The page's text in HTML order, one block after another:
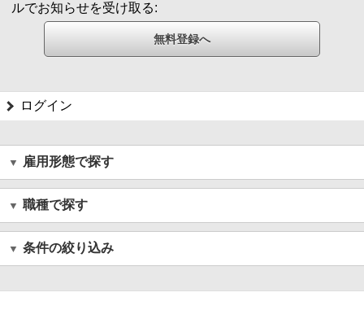
ルでお知らせを受け取る:
ログイン
雇用形態で探す
職種で探す
条件の絞り込み